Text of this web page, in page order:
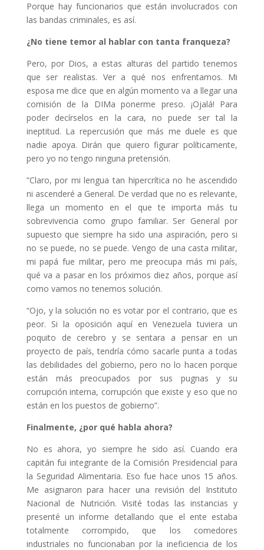
Porque hay funcionarios que están involucrados con
las bandas criminales, es así.
¿No tiene temor al hablar con tanta franqueza?
Pero, por Dios, a estas alturas del partido tenemos
que ser realistas. Ver a qué nos enfrentamos. Mi
esposa me dice que en algún momento va a llegar una
comisión de la DIMa ponerme preso. ¡Ojalá! Para
poder decírselos en la cara, no puede ser tal la
ineptitud. La repercusión que más me duele es que
nadie apoya. Dirán que quiero figurar políticamente,
pero yo no tengo ninguna pretensión.
”Claro, por mi lengua tan hipercrítica no he ascendido
ni ascenderé a General. De verdad que no es relevante,
llega un momento en el que te importa más tu
sobrevivencia como grupo familiar. Ser General por
supuesto que siempre ha sido una aspiración, pero si
no se puede, no se puede. Vengo de una casta militar,
mi papá fue militar, pero me preocupa más mi país,
qué va a pasar en los próximos diez años, porque así
como vamos no tenemos solución.
“Ojo, y la solución no es votar por el contrario, que es
peor. Si la oposición aquí en Venezuela tuviera un
poquito de cerebro y se sentara a pensar en un
proyecto de país, tendría cómo sacarle punta a todas
las debilidades del gobierno, pero no lo hacen porque
están más preocupados por sus pugnas y su
corrupción interna, corrupción que existe y eso que no
están en los puestos de gobierno”.
Finalmente, ¿por qué habla ahora?
No es ahora, yo siempre he sido así. Cuando era
capitán fui integrante de la Comisión Presidencial para
la Seguridad Alimentaria. Eso fue hace unos 15 años.
Me asignaron para hacer una revisión del Instituto
Nacional de Nutrición. Visité todas las instancias y
presenté un informe detallando que el ente estaba
totalmente corrompido, que los comedores
industriales no funcionaban por la ineficiencia de los